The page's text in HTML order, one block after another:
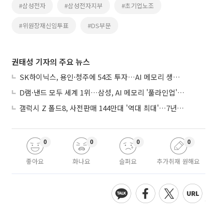
#삼성전자 #삼성전자지부 #초기업노조
#위원장재신임투표 #DS부문
권태성 기자의 주요 뉴스
SK하이닉스, 용인·청주에 54조 투자…AI 메모리 생산기지 키운다
D램·낸드 모두 세계 1위…삼성, AI 메모리 '풀라인업'으로 승부
갤럭시 Z 폴드8, 사전판매 144만대 '역대 최대'…7년만에 갤노트10 기록 넘어
좋아요
0
화나요
0
슬퍼요
0
추가취재 원해요
0